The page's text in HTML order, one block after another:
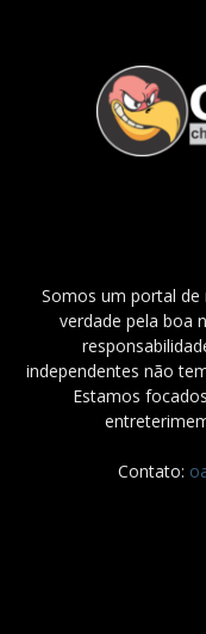
Somos um portal de
verdade pela boa
independentes não
Estamos
Contato: